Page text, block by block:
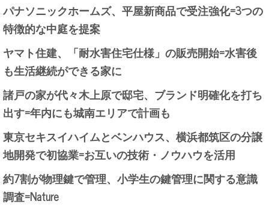
パナソニックホームズ、平屋新商品で受注強化=3つの
特徴的な中庭を提案
ヤマト住建、「耐水害住宅仕様」の販売開始=水害後
も生活継続ができる家に
諸戸の家が代々木上原で邸宅、ブランド明確化を打ち
出す=年内にも城南エリアで計画も
東京セキスイハイムとベンハウス、横浜都筑区の分譲
地開発で初協業=お互いの技術・ノウハウを活用
約7割が物理鍵で管理、小学生の鍵管理に関する意識
調査=Nature